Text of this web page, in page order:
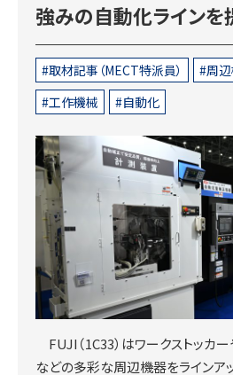
強みの自動化ライン
取材記事（MECT特派員）
周
工作機械
自動化
FUJI（1C33）はワークストッカ
などの多彩な周辺機器をラインア